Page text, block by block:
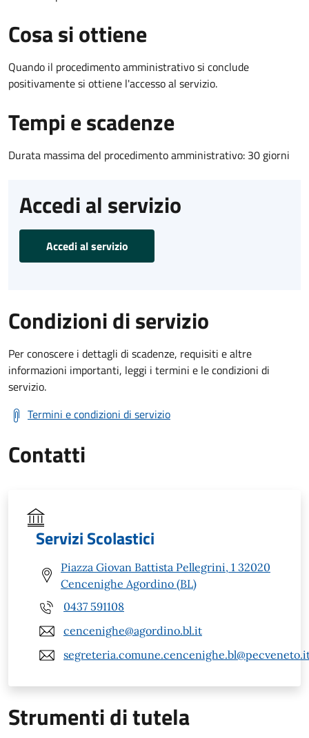
Cosa si ottiene
Quando il procedimento amministrativo si conclude
positivamente si ottiene l'accesso al servizio.
Tempi e scadenze
Durata massima del procedimento amministrativo: 30 giorni
Accedi al servizio
Accedi al servizio
Condizioni di servizio
Per conoscere i dettagli di scadenze, requisiti e altre
informazioni importanti, leggi i termini e le condizioni di
servizio.
Termini e condizioni di servizio
Contatti
Servizi Scolastici
Piazza Giovan Battista Pellegrini, 1 32020
Cencenighe Agordino (BL)
0437 591108
cencenighe@agordino.bl.it
Strumenti di tutela